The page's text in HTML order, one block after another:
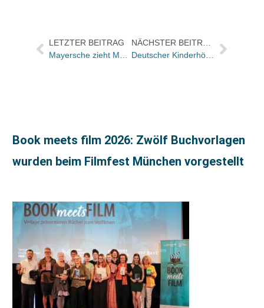
LETZTER BEITRAG
Mayersche zieht Messebilanz: Jugendbuch soll stärker ausgebaut werden / Verkauf des ILiad im zweistelligen Bereich
NÄCHSTER BEITRAG
Deutscher Kinderhörspielpreis 2008 geht an „Die abenteuerliche Welt der Piraten“
Book meets film 2026: Zwölf Buchvorlagen
wurden beim Filmfest München vorgestellt